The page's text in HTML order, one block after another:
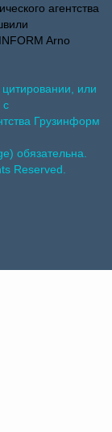
агентства
Arno
или
с
Грузинформ
обязательна.
Reserved.